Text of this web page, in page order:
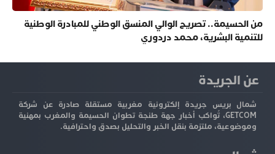
من الحسيمة.. تصريح الوالي المنسق الوطني للمبادرة الوطنية
للتنمية البشرية، محمد دردوري
عن الجريدة
شمال بريس جريدة إلكترونية مغربية مستقلة صادرة عن شركة
GETCOM، تُواكب أخبار جهة طنجة تطوان الحسيمة والمغرب بمهنية
وموضوعية، ملتزمة بنقل الخبر والتحليل بصدق واحترافية.